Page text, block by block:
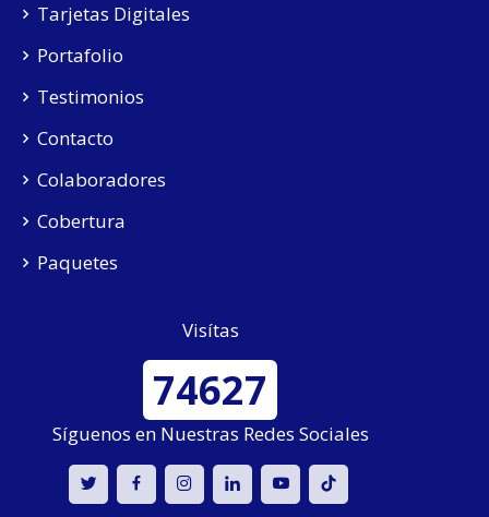
Tarjetas Digitales
Portafolio
Testimonios
Contacto
Colaboradores
Cobertura
Paquetes
Visítas
74627
Síguenos en Nuestras Redes Sociales